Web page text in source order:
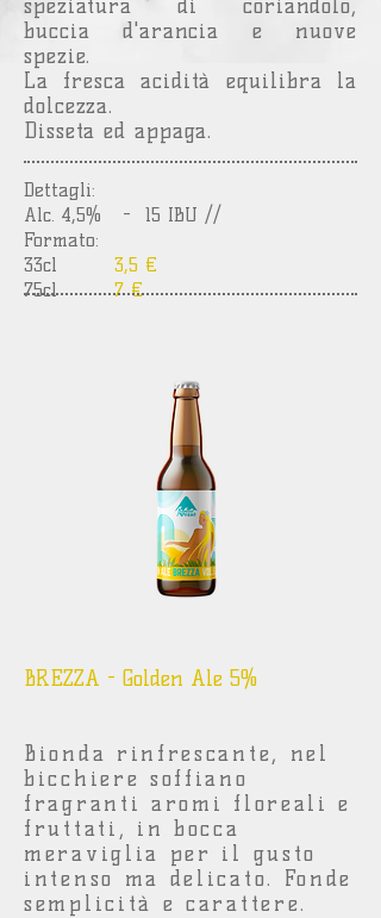
speziatura di coriandolo,
buccia d'arancia e nuove
spezie.
La fresca acidità equilibra la
dolcezza.
Disseta ed appaga.
Dettagli:
Alc. 4,5% - 15 IBU //
Formato:
33cl 3,5 €
75cl
7 €
BREZZA - Golden Ale 5%
Bionda rinfrescante, nel
bicchiere soffiano
fragranti aromi floreali e
fruttati, in bocca
meraviglia per il gusto
intenso ma delicato. Fonde
semplicità e carattere.